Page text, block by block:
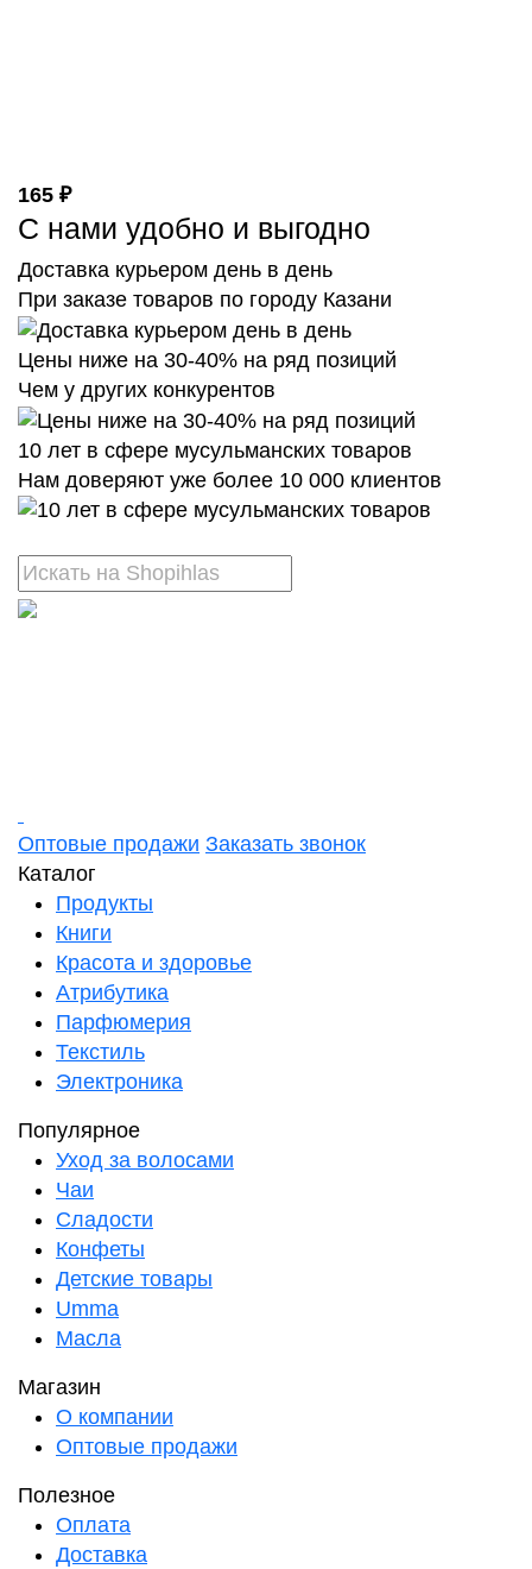
165 ₽
С нами удобно и выгодно
Доставка курьером день в день
При заказе товаров по городу Казани
Цены ниже на 30-40% на ряд позиций
Чем у других конкурентов
10 лет в сфере мусульманских товаров
Нам доверяют уже более 10 000 клиентов
Оптовые продажи Заказать звонок
Каталог
Продукты
Книги
Красота и здоровье
Атрибутика
Парфюмерия
Текстиль
Электроника
Популярное
Уход за волосами
Чаи
Сладости
Конфеты
Детские товары
Umma
Масла
Магазин
О компании
Оптовые продажи
Полезное
Оплата
Доставка